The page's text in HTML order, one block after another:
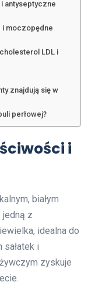
antyseptyczne
i moczopędne
LDL i
znajdują się w
perłowej?
i
białym
jedną z
idealna do
sałatek i
zyskuje